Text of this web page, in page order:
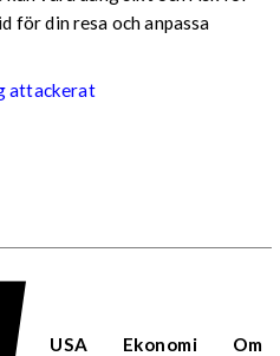
för din resa och anpassa
attackerat
USA Ekonomi Om